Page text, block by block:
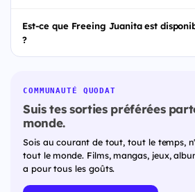
Est-ce que Freeing Juanita est
?
COMMUNAUTÉ QUODAT
Suis tes sorties préférées
monde.
Sois au courant de tout, tout le temps,
tout le monde. Films, mangas, jeux,
a pour tous les goûts.